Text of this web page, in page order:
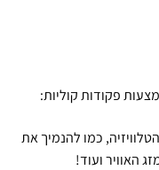
פקודות קוליות:
כמו להנמיך את
האוויר ועוד!